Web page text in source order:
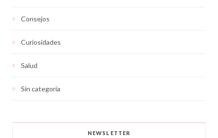
Consejos
Curiosidades
Salud
Sin categoría
NEWSLETTER